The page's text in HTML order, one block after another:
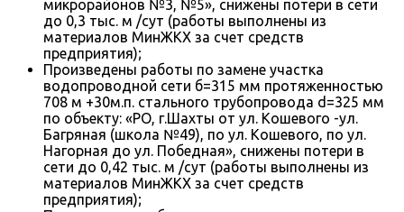
микрорайонов №3, №5», снижены потери в сети
до 0,3 тыс. м /сут (работы выполнены из
материалов МинЖКХ за счет средств
предприятия);
Произведены работы по замене участка
водопроводной сети б=315 мм протяженностью
708 м +30м.п. стального трубопровода d=325 мм
по объекту: «РО, г.Шахты от ул. Кошевого -ул.
Багряная (школа №49), по ул. Кошевого, по ул.
Нагорная до ул. Победная», снижены потери в
сети до 0,42 тыс. м /сут (работы выполнены из
материалов МинЖКХ за счет средств
предприятия);